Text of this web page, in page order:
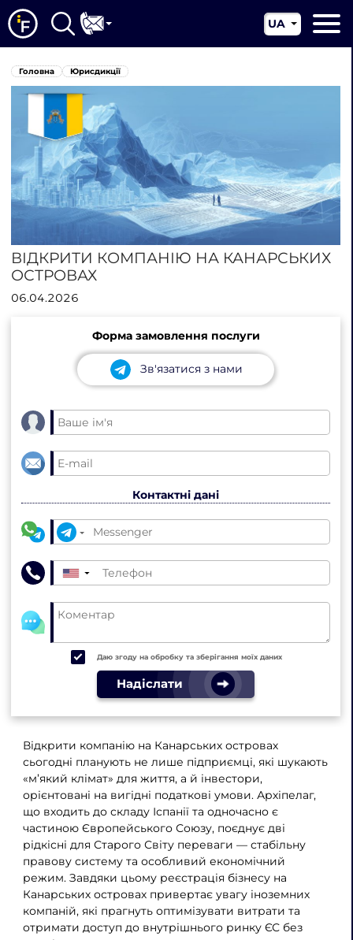
Про нас
Новини
Юрисдикції
Контакти
UA
EN
Головна Юрисдикції
ВІДКРИТИ КОМПАНІЮ НА КАНАРСЬКИХ
ОСТРОВАХ
06.04.2026
Форма замовлення послуги
Зв'язатися з нами
Контактні дані
▼
Даю згоду на обробку та зберігання моїх даних
Надіслати
Відкрити компанію на Канарських островах
сьогодні планують не лише підприємці, які шукають
«м’який клімат» для життя, а й інвестори,
орієнтовані на вигідні податкові умови. Архіпелаг,
що входить до складу Іспанії та одночасно є
частиною Європейського Союзу, поєднує дві
рідкісні для Старого Світу переваги — стабільну
правову систему та особливий економічний
режим. Завдяки цьому реєстрація бізнесу на
Канарських островах привертає увагу іноземних
компаній, які прагнуть оптимізувати витрати та
отримати доступ до внутрішнього ринку ЄС без